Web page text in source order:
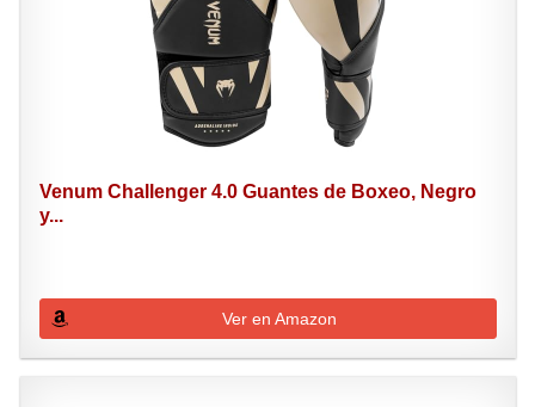
Venum Challenger 4.0 Guantes de Boxeo, Negro
y...
Ver en Amazon